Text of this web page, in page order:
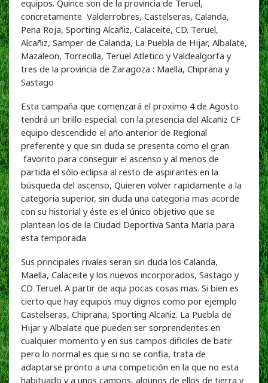
equipos. Quince son de la provincia de Teruel,
concretamente Valderrobres, Castelseras, Calanda,
Pena Roja, Sporting Alcañiz, Calaceite, CD. Teruel,
Alcañiz, Samper de Calanda, La Puebla de Hijar, Albalate,
Mazaleon, Torrecilla, Teruel Atletico y Valdealgorfa y
tres de la provincia de Zaragoza : Maella, Chiprana y
Sastago
Esta campaña que comenzará el proximo 4 de Agosto
tendrá un brillo especial. con la presencia del Alcañiz CF
equipo descendido el año anterior de Regional
preferente y que sin duda se presenta como el gran
favorito para conseguir el ascenso y al menos de
partida el sólo eclipsa al resto de aspirantes en la
búsqueda del ascenso, Quieren volver rapidamente a la
categoria superior, sin duda una categoria mas acorde
con su historial y éste es el único objetivo que se
plantean los de la Ciudad Deportiva Santa Maria para
esta temporada
Sus principales rivales seran sin duda los Calanda,
Maella, Calaceite y los nuevos incorporados, Sastago y
CD Teruel. A partir de aqui pocas cosas mas. Si bien es
cierto que hay equipos muy dignos como por ejemplo
Castelseras, Chiprana, Sporting Alcañiz. La Puebla de
Hijar y Albalate que pueden ser sorprendentes en
cualquier momento y en sus campos dificiles de batir
pero lo normal es que si no se confia, trata de
adaptarse pronto a una competición en la que no esta
habituado y a unos campos, algunos de ellos de tierra y